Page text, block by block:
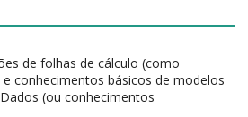
de folhas de cálculo (como
conhecimentos básicos de modelos
(ou conhecimentos